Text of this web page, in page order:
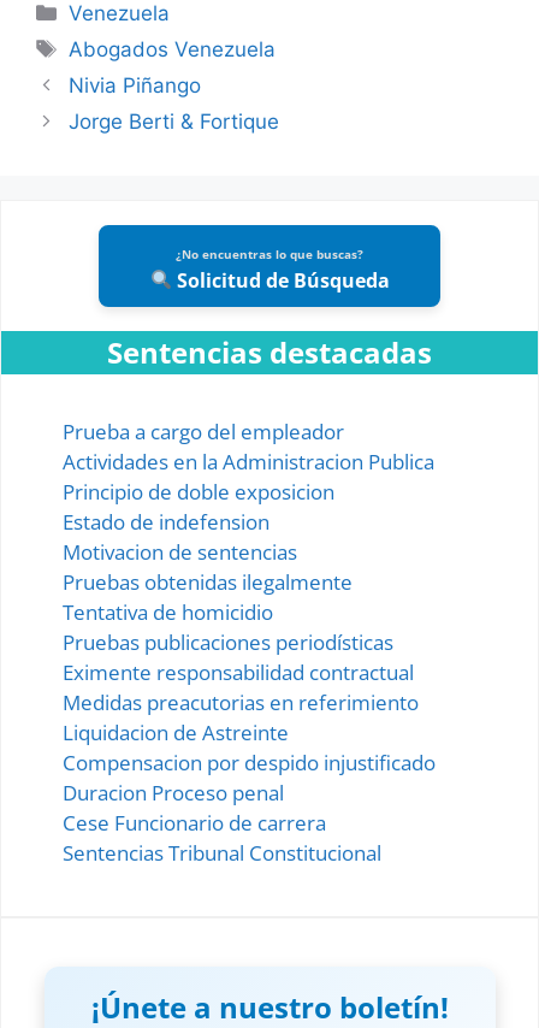
Categories
Venezuela
Tags
Abogados Venezuela
Nivia Piñango
Jorge Berti & Fortique
¿No encuentras lo que buscas?
Solicitud de Búsqueda
Sentencias destacadas
Prueba a cargo del empleador
Actividades en la Administracion Publica
Principio de doble exposicion
Estado de indefension
Motivacion de sentencias
Pruebas obtenidas ilegalmente
Tentativa de homicidio
Pruebas publicaciones periodísticas
Eximente responsabilidad contractual
Medidas preacutorias en referimiento
Liquidacion de Astreinte
Compensacion por despido injustificado
Duracion Proceso penal
Cese Funcionario de carrera
Sentencias Tribunal Constitucional
¡Únete a nuestro boletín!